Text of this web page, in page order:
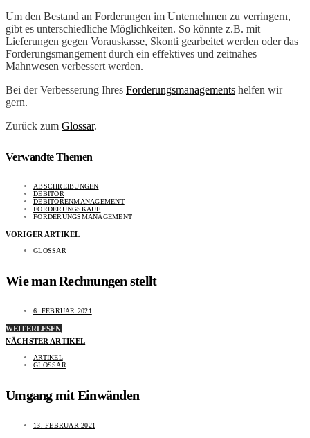
Um den Bestand an Forderungen im Unternehmen zu verringern,
gibt es unterschiedliche Möglichkeiten. So könnte z.B. mit
Lieferungen gegen Vorauskasse, Skonti gearbeitet werden oder das
Forderungsmangement durch ein effektives und zeitnahes
Mahnwesen verbessert werden.
Bei der Verbesserung Ihres Forderungsmanagements helfen wir
gern.
Zurück zum Glossar.
Verwandte Themen
ABSCHREIBUNGEN
DEBITOR
DEBITORENMANAGEMENT
FORDERUNGSKAUF
FORDERUNGSMANAGEMENT
VORIGER ARTIKEL
GLOSSAR
Wie man Rechnungen stellt
6. FEBRUAR 2021
WEITERLESEN
NÄCHSTER ARTIKEL
ARTIKEL
GLOSSAR
Umgang mit Einwänden
13. FEBRUAR 2021